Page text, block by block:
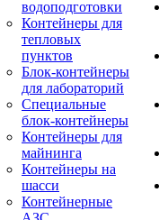
водоподготовки
Контейнеры для
тепловых
пунктов
Блок-контейнеры
для лабораторий
Специальные
блок-контейнеры
Контейнеры для
майнинга
Контейнеры на
шасси
Контейнерные